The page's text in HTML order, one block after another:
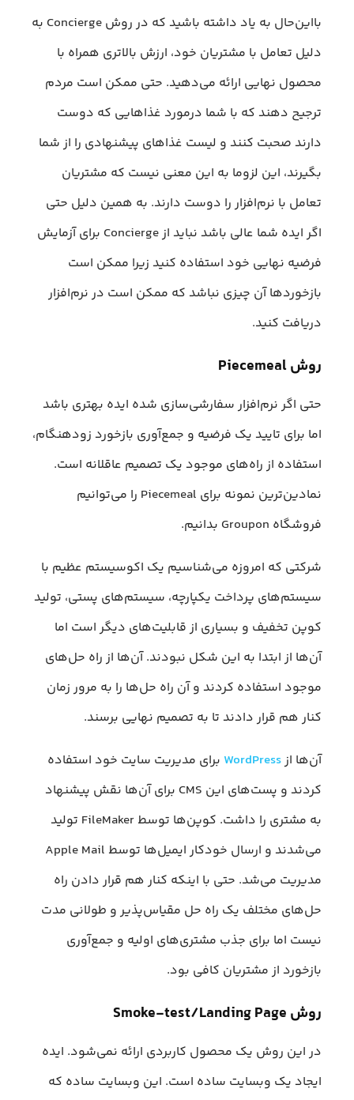
بااین‌حال به یاد داشته باشید که در روش Concierge به
دلیل تعامل با مشتریان خود، ارزش بالاتری همراه با
محصول نهایی ارائه می‌دهید. حتی ممکن است مردم
ترجیح دهند که با شما درمورد غذاهایی که دوست
دارند صحبت کنند و لیست غذاهای پیشنهادی را از شما
بگیرند، این لزوما به این معنی نیست که مشتریان
تعامل با نرم‌افزار را دوست دارند. به همین دلیل حتی
اگر ایده شما عالی باشد نباید از Concierge برای آزمایش
فرضیه نهایی خود استفاده کنید زیرا ممکن است
بازخوردها آن چیزی نباشد که ممکن است در نرم‌افزار
دریافت کنید.
روش Piecemeal
حتی اگر نرم‌افزار سفارشی‌سازی شده ایده بهتری باشد
اما برای تایید یک فرضیه و جمع‌آوری بازخورد زودهنگام،
استفاده از راه‌های موجود یک تصمیم عاقلانه است.
نمادین‌ترین نمونه برای Piecemeal را می‌توانیم
فروشگاه Groupon بدانیم.
شرکتی که امروزه می‌شناسیم یک اکوسیستم عظیم با
سیستم‌های پرداخت‌ یکپارچه، سیستم‌‌های پستی، تولید
کوپن تخفیف و بسیاری از قابلیت‌های دیگر است اما
آن‌ها از ابتدا به این شکل نبودند. آن‌ها از راه حل‌های
موجود استفاده کردند و آن راه حل‌ها را به مرور زمان
کنار هم قرار دادند تا به تصمیم نهایی برسند.
آن‌ها ازWordPress برای مدیریت سایت خود استفاده
کردند و پست‌های این CMS برای آن‌ها نقش پیشنهاد
به مشتری را داشت. کوپن‌ها توسط FileMaker تولید
می‌شدند و ارسال خودکار ایمیل‌ها توسط Apple Mail
مدیریت می‌شد. حتی با اینکه کنار هم قرار دادن راه
حل‌های مختلف یک راه حل مقیاس‌پذیر و طولانی مدت
نیست اما برای جذب مشتری‌های اولیه و جمع‌آوری
بازخورد از مشتریان کافی بود.
روش Smoke-test/Landing Page
در این روش یک محصول کاربردی ارائه نمی‌شود. ایده
ایجاد یک وبسایت ساده است. این وبسایت ساده که